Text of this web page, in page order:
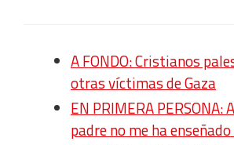
A FONDO: Cristianos
otras víctimas de Gaza
EN PRIMERA PERSONA:
padre no me ha